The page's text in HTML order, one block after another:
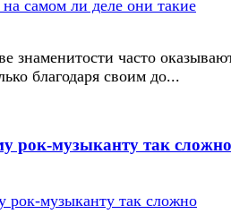
знаменитости часто
благодаря своим до...
рок-музыканту так сложно